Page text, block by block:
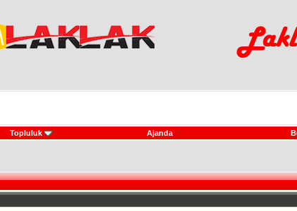
Topluluk Ajanda